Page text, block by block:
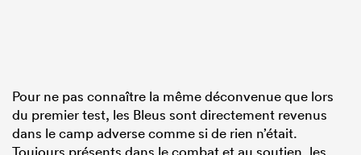
Pour ne pas connaître la même déconvenue que lors
du premier test, les Bleus sont directement revenus
dans le camp adverse comme si de rien n’était.
Toujours présents dans le combat et au soutien, les